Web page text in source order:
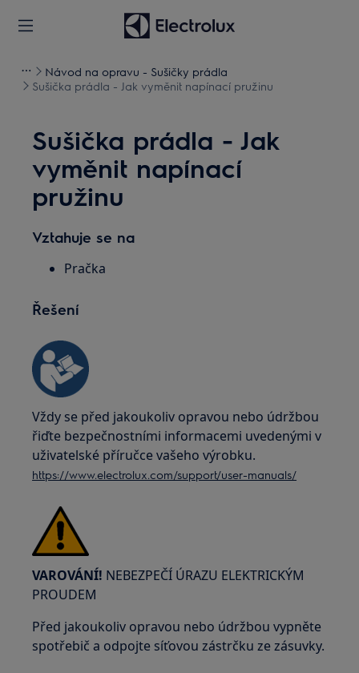
Návod na opravu - Sušičky prádla
Sušička prádla - Jak vyměnit napínací pružinu
Sušička prádla - Jak
vyměnit napínací
pružinu
Vztahuje se na
Pračka
Řešení
Vždy se před jakoukoliv opravou nebo údržbou
řiďte bezpečnostními informacemi uvedenými v
uživatelské příručce vašeho výrobku.
https://www.electrolux.com/support/user-manuals/
VAROVÁNÍ! NEBEZPEČÍ ÚRAZU ELEKTRICKÝM
PROUDEM
Před jakoukoliv opravou nebo údržbou vypněte
spotřebič a odpojte síťovou zástrčku ze zásuvky.